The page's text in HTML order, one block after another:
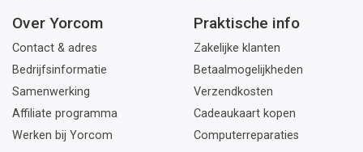
Over Yorcom
Contact & adres
Bedrijfsinformatie
Samenwerking
Affiliate programma
Werken bij Yorcom
Praktische info
Zakelijke klanten
Betaalmogelijkheden
Verzendkosten
Cadeaukaart kopen
Computerreparaties